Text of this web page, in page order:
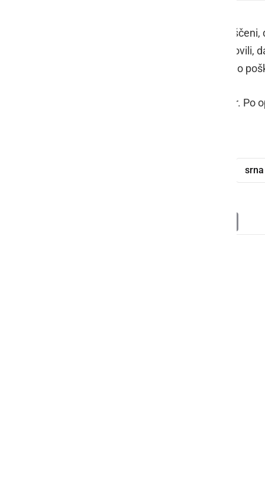
Sinoči ob 19.17 so bili policisti
Policisti so z ogledom na kraju ugotovili,
padel po cestišču ter se hudo telesno
Voznik je utrpel serijski prelom reber.
srna